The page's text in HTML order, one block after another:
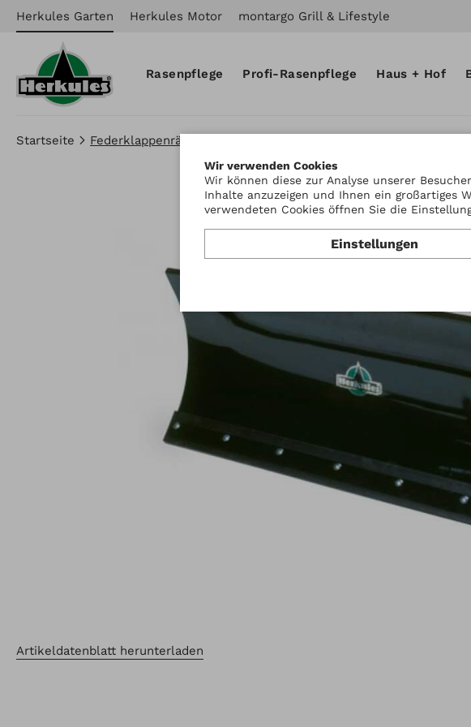
Herkules Garten Herkules Motor montargo Grill & Lifestyle
Rasenpflege Profi-Rasenpflege Haus + Hof
Startseite Federklappenräumschild 120cm
Artikeldatenblatt herunterladen
Wir verwenden Cookies
Wir können diese zur Analyse unserer
Inhalte anzuzeigen und Ihnen ein großartiges
verwendeten Cookies öffnen Sie die
Einstellungen